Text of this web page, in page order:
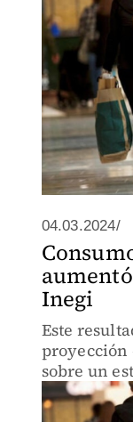
04.03.2024/
Inegi
Este
proyección
sobre un